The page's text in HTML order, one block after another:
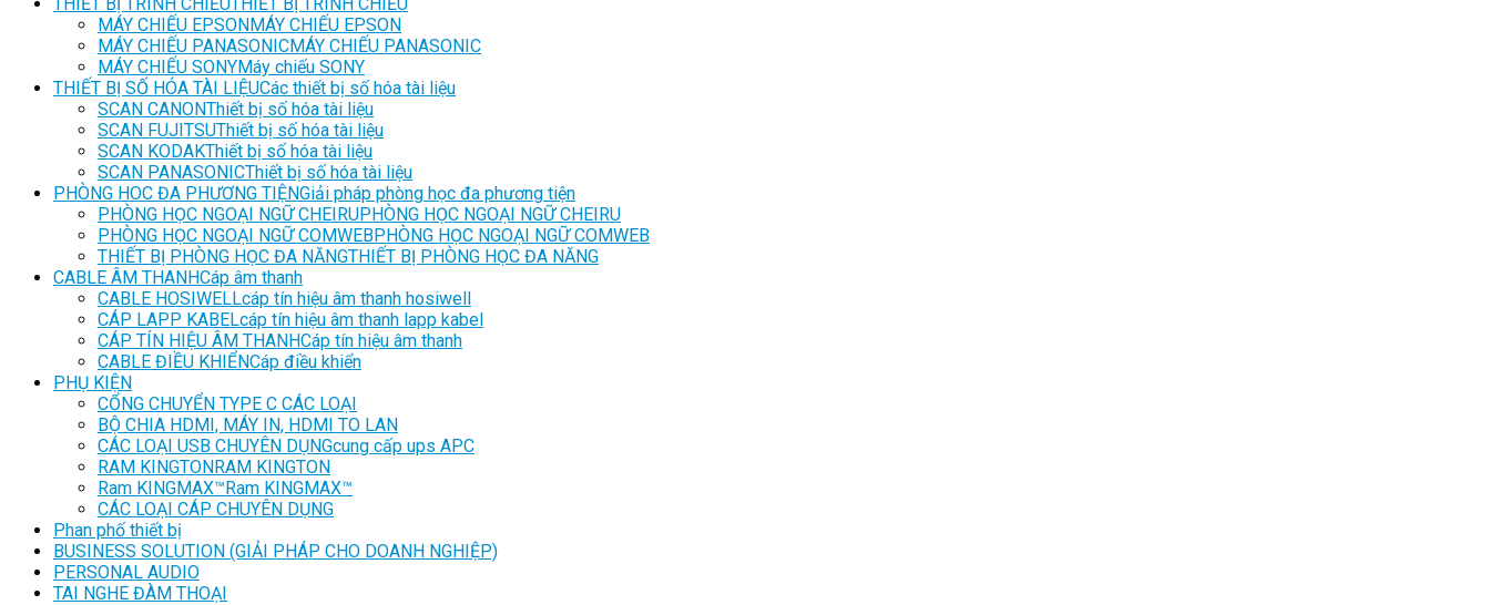
MÁY CHIẾU EPSONMÁY CHIẾU EPSON
MÁY CHIẾU PANASONICMÁY CHIẾU PANASONIC
MÁY CHIẾU SONYMáy chiếu SONY
THIẾT BỊ SỐ HÓA TÀI LIỆUCác thiết bị số hóa tài liệu
SCAN CANONThiết bị số hóa tài liệu
SCAN FUJITSUThiết bị số hóa tài liệu
SCAN KODAKThiết bị số hóa tài liệu
SCAN PANASONICThiết bị số hóa tài liệu
PHÒNG HOC ĐA PHƯƠNG TIỆNGiải pháp phòng học đa phương tiện
PHÒNG HỌC NGOẠI NGỮ CHEIRUPHÒNG HỌC NGOẠI NGỮ CHEIRU
PHÒNG HỌC NGOẠI NGỮ COMWEBPHÒNG HỌC NGOẠI NGỮ COMWEB
THIẾT BỊ PHÒNG HỌC ĐA NĂNGTHIẾT BỊ PHÒNG HỌC ĐA NĂNG
CABLE ÂM THANHCáp âm thanh
CABLE HOSIWELLcáp tín hiệu âm thanh hosiwell
CÁP LAPP KABELcáp tín hiệu âm thanh lapp kabel
CÁP TÍN HIỆU ÂM THANHCáp tín hiệu âm thanh
CABLE ĐIỀU KHIỂNCáp điều khiển
PHỤ KIỆN
CỔNG CHUYỂN TYPE C CÁC LOẠI
BỘ CHIA HDMI, MÁY IN, HDMI TO LAN
CÁC LOẠI USB CHUYÊN DỤNGcung cấp ups APC
RAM KINGTONRAM KINGTON
Ram KINGMAX™Ram KINGMAX™
CÁC LOẠI CÁP CHUYÊN DỤNG
Phan phố thiết bị
BUSINESS SOLUTION (GIẢI PHÁP CHO DOANH NGHIỆP)
PERSONAL AUDIO
TAI NGHE ĐÀM THOẠI